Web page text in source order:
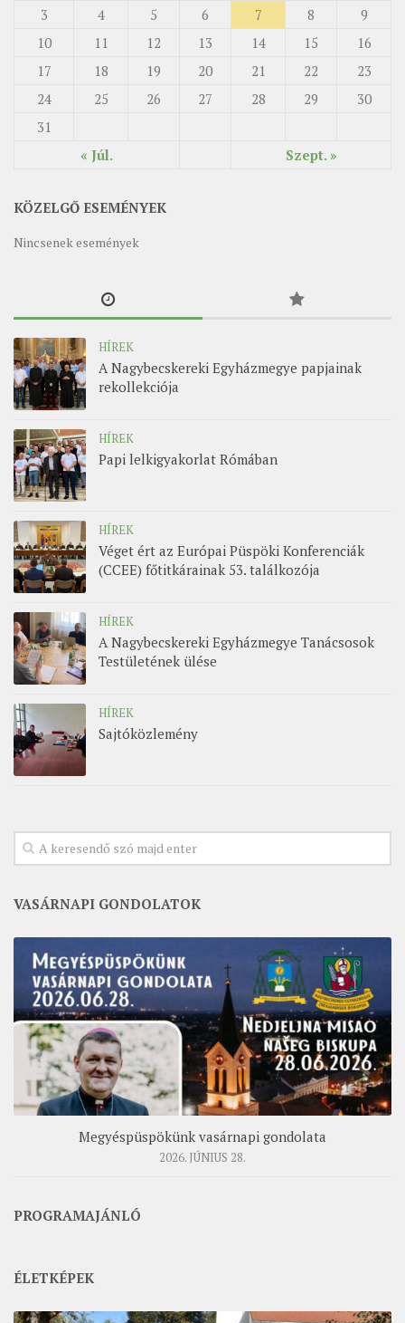
« Júl. Szept. »
3 4 5 6 7 8
9
10
11 12 13 14 15
16
17
18 19 20 21 22
23
24
25 26 27 28 29
30
31
KÖZELGŐ ESEMÉNYEK
Nincsenek események
HÍREK
A Nagybecskereki Egyházmegye papjainak
rekollekciója
HÍREK
Papi lelkigyakorlat Rómában
HÍREK
Véget ért az Európai Püspöki Konferenciák
(CCEE) főtitkárainak 53. találkozója
HÍREK
A Nagybecskereki Egyházmegye Tanácsosok
Testületének ülése
HÍREK
Sajtóközlemény
VASÁRNAPI GONDOLATOK
Megyéspüspökünk vasárnapi gondolata
2026. JÚNIUS 28.
PROGRAMAJÁNLÓ
ÉLETKÉPEK